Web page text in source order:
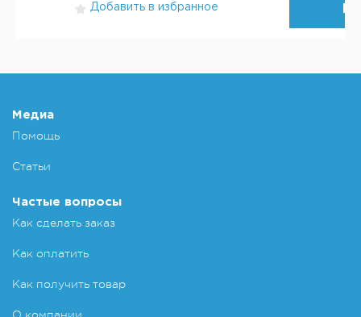
Добавить в избранное
Медиа
Помощь
Статьи
Частые вопросы
Как сделать заказ
Как оплатить
Как получить товар